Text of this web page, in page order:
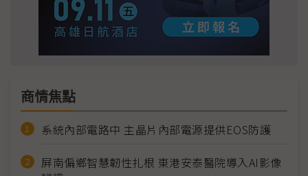
商情焦點
系統內部電路中 主晶片內部電源提供EOS防護
屏南偏鄉智慧韌性扎根 東港安泰醫院導入AI影像